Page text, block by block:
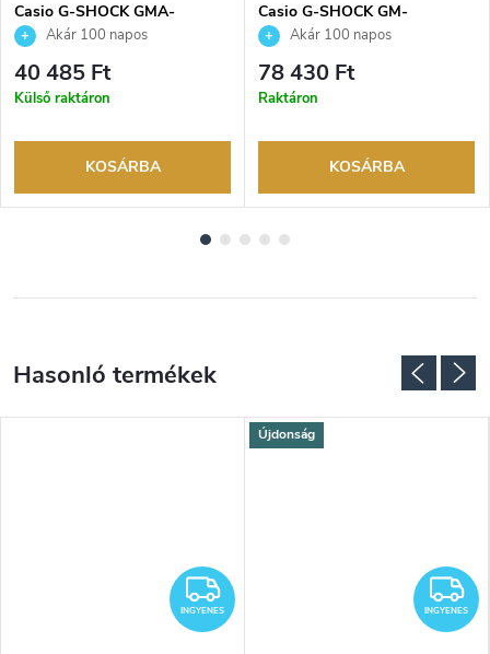
Casio G-SHOCK GMA-
P2100PP-4AER karóra
Akár 100 napos
visszaküldési lehetőség. Hivatalos
márkakereskedő.
40 485 Ft
Külső raktáron
KOSÁRBA
Casio G-SHOCK GM-
S2100BC-1AER karóra
Akár 100 napos
visszaküldési lehetőség. Hivatalos
márkakereskedő.
78 430 Ft
Raktáron
KOSÁRBA
INGYENES
INGYENES
Újdonság
INGYENES